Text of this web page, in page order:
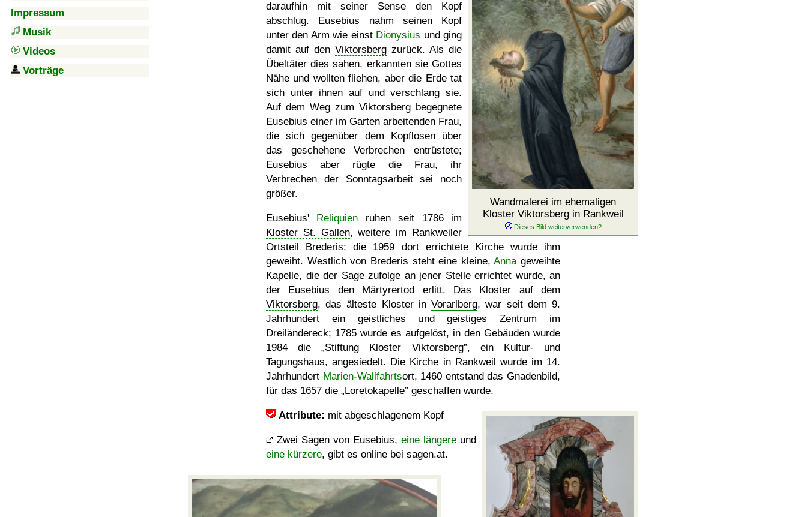
Impressum
Musik
Videos
Vorträge
Wandmalerei im ehemaligen
Kloster Viktorsbergin Rankweil
daraufhin mit seiner Sense den Kopf
abschlug. Eusebius nahm seinen Kopf
unter den Arm wie einst Dionysius und ging
damit auf den Viktorsberg zurück. Als die
Übeltäter dies sahen, erkannten sie Gottes
Nähe und wollten fliehen, aber die Erde tat
sich unter ihnen auf und verschlang sie.
Auf dem Weg zum Viktorsberg begegnete
Eusebius einer im Garten arbeitenden Frau,
die sich gegenüber dem Kopflosen über
das geschehene Verbrechen entrüstete;
Eusebius aber rügte die Frau, ihr
Verbrechen der Sonntagsarbeit sei noch
größer.
Eusebius' Reliquien ruhen seit 1786 im
Kloster St. Gallen, weitere im Rankweiler
Ortsteil Brederis; die 1959 dort errichtete Kirchewurde ihm
geweiht. Westlich von Brederis steht eine kleine,Annageweihte
Kapelle, die der Sage zufolge an jener Stelle errichtet wurde, an
der Eusebius den Märtyrertod erlitt. Das Kloster auf dem
Viktorsberg, das älteste Kloster inVorarlberg, war seit dem 9.
Jahrhundert ein geistliches und geistiges Zentrum im
Dreiländereck; 1785 wurde es aufgelöst, in den Gebäuden wurde
1984 die Stiftung Kloster Viktorsberg , ein Kultur- und
Tagungshaus, angesiedelt. Die Kirche in Rankweil wurde im 14.
Jahrhundert Marien-Wallfahrtsort, 1460 entstand das Gnadenbild,
für das 1657 die
Loretokapelle geschaffen wurde.
Attribute: mit abgeschlagenem Kopf
Zwei Sagen von Eusebius, eine längere und
eine kürzere, gibt es online bei sagen.at.